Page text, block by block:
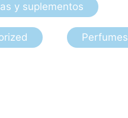
y suplementos
Perfumes